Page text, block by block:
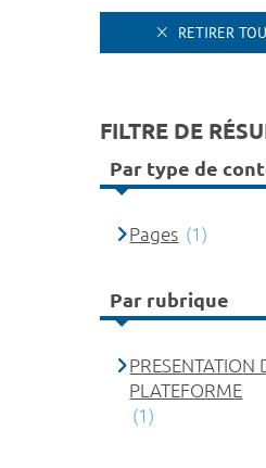
RETIRER
FILTRE DE
Par type de
Pages (1)
Par rubrique
PRESENTATION
PLATEFORME
(1)